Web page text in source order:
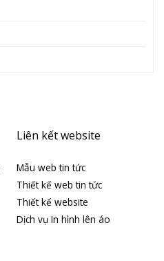
Liên kết website
Mẫu web tin tức
Thiết kế web tin tức
Thiết kế website
Dịch vụ In hình lên áo